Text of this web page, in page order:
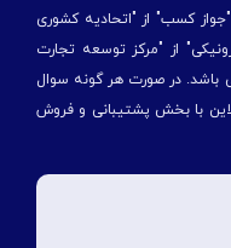
"جواز کسب" از "اتحادیه کشوری
از "مركز توسعه تجارت
باشد. در صورت هر گونه سوال
با بخش پشتیبانی و فروش